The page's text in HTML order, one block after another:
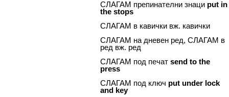
СЛАГАМ препинателни знаци put in
the stops
СЛАГАМ в кавички вж. кавички
СЛАГАМ на дневен ред, СЛАГАМ в
ред вж. ред
СЛАГАМ под печатsend to the
press
СЛАГАМ под ключ put under lock
and key